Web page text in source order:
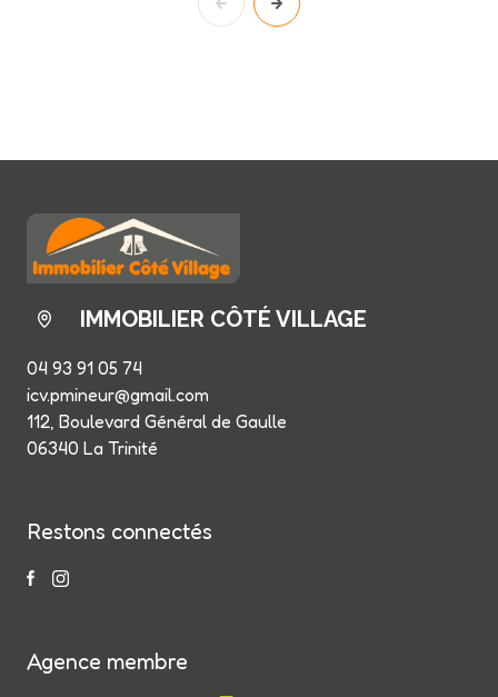
IMMOBILIER CÔTÉ VILLAGE
04 93 91 05 74
icv.pmineur@gmail.com
112, Boulevard Général de Gaulle
06340 La Trinité
Restons connectés
Agence membre